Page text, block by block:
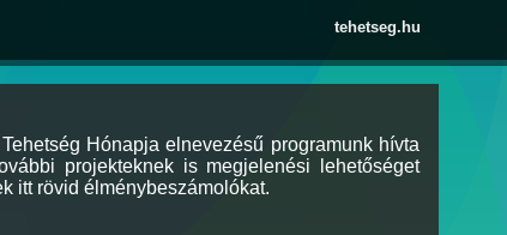
tehetseg.hu
Hónapja elnevezésű programunk hívta
projekteknek is megjelenési lehetőséget
itt rövid élménybeszámolókat.